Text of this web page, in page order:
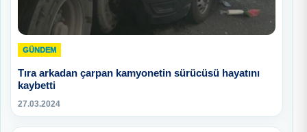
GÜNDEM
Tıra arkadan çarpan kamyonetin sürücüsü hayatını
kaybetti
27.03.2024